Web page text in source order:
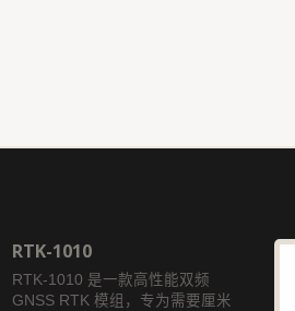
RTK-1010
RTK-1010 是一款高性能双频
GNSS RTK 模组，专为需要厘米